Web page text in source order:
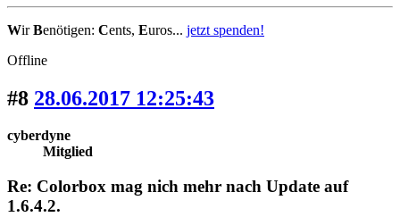
WirBenötigen: Cents, Euros... jetzt spenden!
Offline
#8 28.06.2017 12:25:43
cyberdyne
Mitglied
Re: Colorbox mag nich mehr nach Update auf
1.6.4.2.